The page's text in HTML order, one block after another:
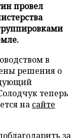
провел
в
решения о
теперь
на сайте
за